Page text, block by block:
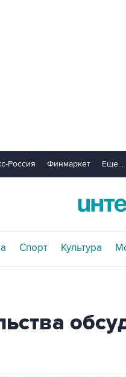
Россия Финмаркет Еще...
Спорт Культура